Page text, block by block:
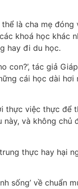
là cha mẹ
khoá học khác
hay đi du học.
con?’, tác giả
cái học dài
thực việc thực để
và không chủ
thực hay hại
sống’ về chuẩn